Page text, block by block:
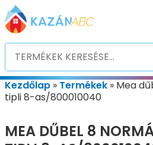
Kezdőlap » Termékek » Mea
tipli 8-as/800010040
MEA DŰBEL 8